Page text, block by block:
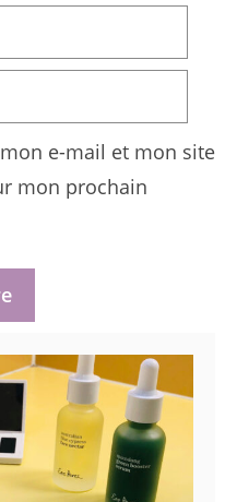
e-mail et mon site
mon prochain